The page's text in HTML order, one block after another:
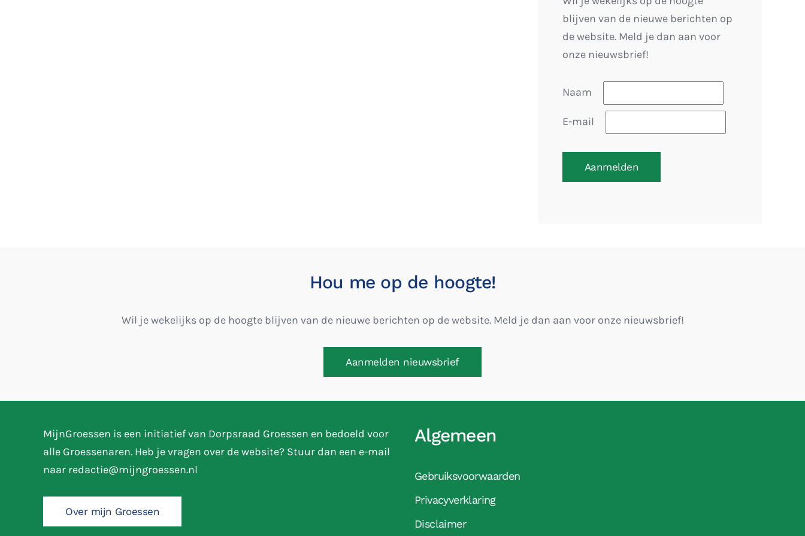
blijven van de nieuwe berichten op
de website. Meld je dan aan voor
onze nieuwsbrief!
Naam
E-mail
Aanmelden
Hou me op de hoogte!
Wil je wekelijks op de hoogte blijven van de nieuwe berichten op de website. Meld je dan aan voor onze nieuwsbrief!
Aanmelden nieuwsbrief
MijnGroessen is een initiatief van Dorpsraad Groessen en bedoeld voor
alle Groessenaren. Heb je vragen over de website? Stuur dan een e-mail
naar redactie@mijngroessen.nl
Over mijn Groessen
Algemeen
Gebruiksvoorwaarden
Privacyverklaring
Disclaimer